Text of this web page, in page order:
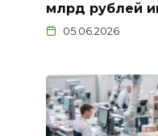
млрд рублей
05.06.2026